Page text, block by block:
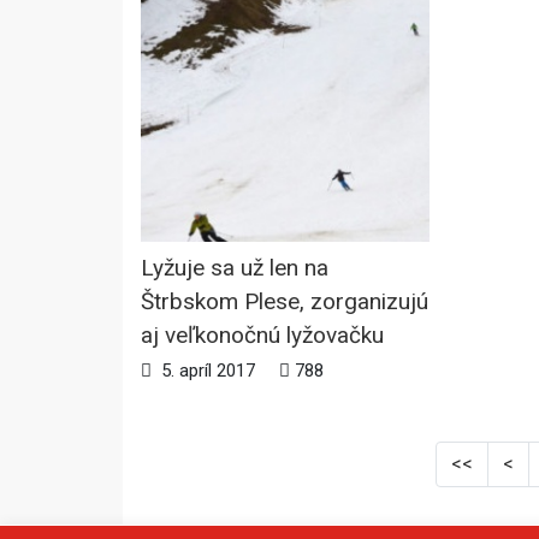
Lyžuje sa už len na
Štrbskom Plese, zorganizujú
aj veľkonočnú lyžovačku
5. apríl 2017 788
<< <